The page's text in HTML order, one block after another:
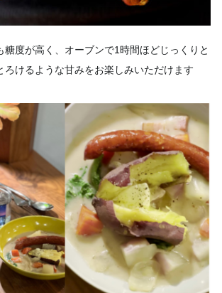
糖度が高く、オーブンで1時間ほどじっくりと
ろけるような甘みをお楽しみいただけます